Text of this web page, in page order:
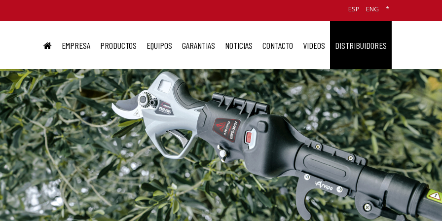
ESP ENG *
EMPRESA PRODUCTOS EQUIPOS GARANTIAS NOTICIAS CONTACTO VIDEOS DISTRIBUIDORES